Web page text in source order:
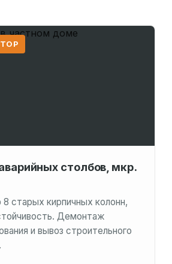
столбов, мкр.
8 старых кирпичных колонн,
Демонтаж
и вывоз строительного